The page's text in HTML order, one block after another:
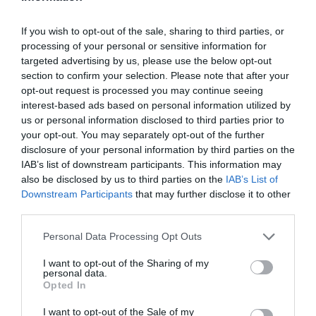
If you wish to opt-out of the sale, sharing to third parties, or
processing of your personal or sensitive information for
targeted advertising by us, please use the below opt-out
section to confirm your selection. Please note that after your
opt-out request is processed you may continue seeing
interest-based ads based on personal information utilized by
us or personal information disclosed to third parties prior to
your opt-out. You may separately opt-out of the further
disclosure of your personal information by third parties on the
IAB’s list of downstream participants. This information may
also be disclosed by us to third parties on the IAB’s List of
Downstream Participants that may further disclose it to other
Please note that this website/app uses one or more Google
not limited to your visit or usage behaviour. You may click to
grant or deny consent to Google and its third-party tags to
use your data for below specified purposes in below Google
consent section.
Personal Data Processing Opt Outs
I want to opt-out of the Sharing of my
personal data.
Opted In
I want to opt-out of the Sale of my
főleg egy éjszakai vízmentes időszak után. Ha előbb
vizet iszunk, jobban fog esni a kávé, és a koffein
hatása is erősebb lesz.
Ez is érdekelhet!
Az idei Biennálén a velencei csatornák
vizéből főzik a kávét
3. Védi az emésztőrendszert és a
szervezet egyensúlyát
Reggel a szervezet dehidratált állapotban van, és ha
ilyenkor üres gyomorra kávézunk, az fokozza a
gyomorsavtermelést – ez hosszú távon emésztési